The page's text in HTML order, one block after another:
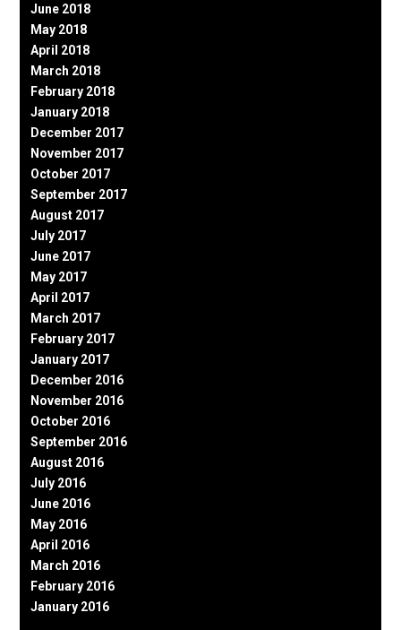
June 2018
May 2018
April 2018
March 2018
February 2018
January 2018
December 2017
November 2017
October 2017
September 2017
August 2017
July 2017
June 2017
May 2017
April 2017
March 2017
February 2017
January 2017
December 2016
November 2016
October 2016
September 2016
August 2016
July 2016
June 2016
May 2016
April 2016
March 2016
February 2016
January 2016